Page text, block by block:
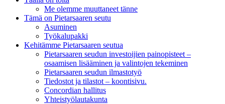
Me olemme muuttaneet tänne
Tämä on Pietarsaaren seutu
Asuminen
Työkalupakki
Kehitämme Pietarsaaren seutua
Pietarsaaren seudun investoijien painopisteet –
osaamisen lisääminen ja valintojen tekeminen
Pietarsaaren seudun ilmastotyö
Tiedostot ja tilastot – koontisivu.
Concordian hallitus
Yhteistyölautakunta